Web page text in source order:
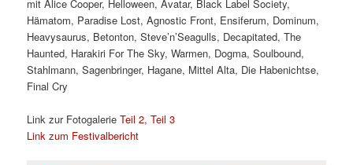
mit Alice Cooper, Helloween, Avatar, Black Label Society,
Hämatom, Paradise Lost, Agnostic Front, Ensiferum, Dominum,
Heavysaurus, Betonton, Steve’n’Seagulls, Decapitated, The
Haunted, Harakiri For The Sky, Warmen, Dogma, Soulbound,
Stahlmann, Sagenbringer, Hagane, Mittel Alta, Die Habenichtse,
Final Cry
Link zur FotogalerieTeil 2,Teil 3
Link zum Festivalbericht